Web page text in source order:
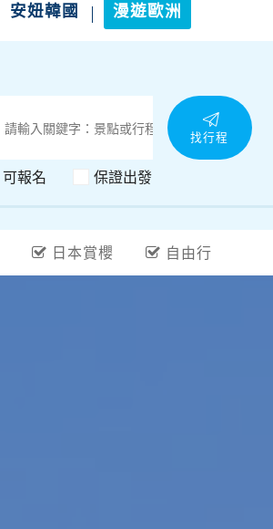
安妞韓國 漫遊歐洲
可報名 保證出發
找行程
日本賞櫻 自由行